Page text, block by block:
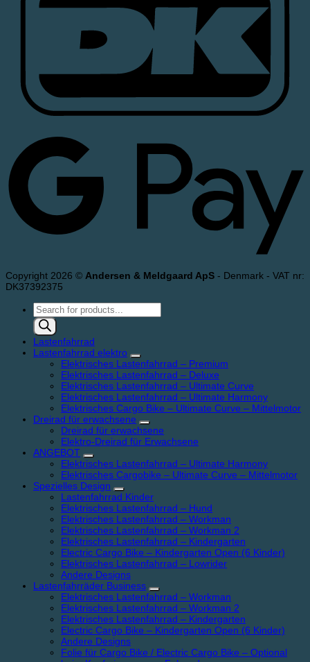
Copyright 2026 © Andersen & Meldgaard ApS - Denmark - VAT nr:
DK37392375
Products
search
Lastenfahrrad
Lastenfahrrad elektro
Elektrisches Lastenfahrrad – Premium
Elektrisches Lastenfahrrad – Deluxe
Elektrisches Lastenfahrrad – Ultimate Curve
Elektrisches Lastenfahrrad – Ultimate Harmony
Elektrisches Cargo Bike – Ultimate Curve – Mittelmotor
Dreirad für erwachsene
Dreirad für erwachsene
Elektro-Dreirad für Erwachsene
ANGEBOT
Elektrisches Lastenfahrrad – Ultimate Harmony
Elektrisches Cargobike – Ultimate Curve – Mittelmotor
Spezielles Design
Lastenfahrrad Kinder
Elektrisches Lastenfahrrad – Hund
Elektrisches Lastenfahrrad – Workman
Elektrisches Lastenfahrrad – Workman 2
Elektrisches Lastenfahrrad – Kindergarten
Electric Cargo Bike – Kindergarten Open (6 Kinder)
Elektrisches Lastenfahrrad – Lowrider
Andere Designs
Lastenfahrräder Business
Elektrisches Lastenfahrrad – Workman
Elektrisches Lastenfahrrad – Workman 2
Elektrisches Lastenfahrrad – Kindergarten
Electric Cargo Bike – Kindergarten Open (6 Kinder)
Andere Designs
Folie für Cargo Bike / Electric Cargo Bike – Optional